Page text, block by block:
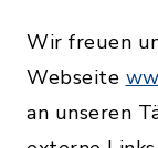
Wir freuen
Webseite
an unseren